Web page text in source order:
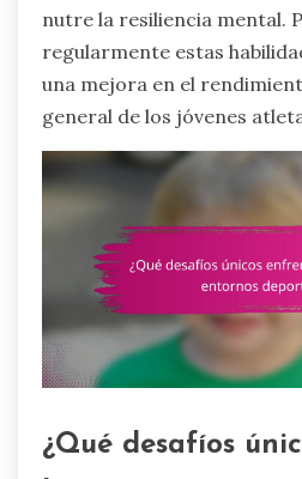
nutre la resiliencia mental.
regularmente estas
una mejora en el
general de los jóvenes
¿Qué desafíos